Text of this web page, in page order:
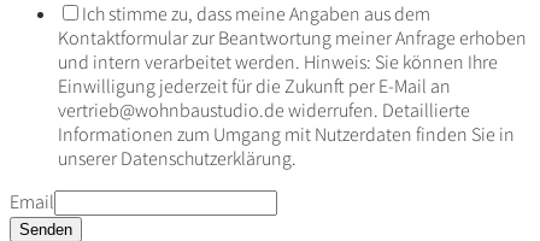
Ich stimme zu, dass meine Angaben aus dem
Kontaktformular zur Beantwortung meiner Anfrage erhoben
und intern verarbeitet werden. Hinweis: Sie können Ihre
Einwilligung jederzeit für die Zukunft per E-Mail an
vertrieb@wohnbaustudio.de widerrufen. Detaillierte
Informationen zum Umgang mit Nutzerdaten finden Sie in
unserer Datenschutzerklärung.
Email
Senden